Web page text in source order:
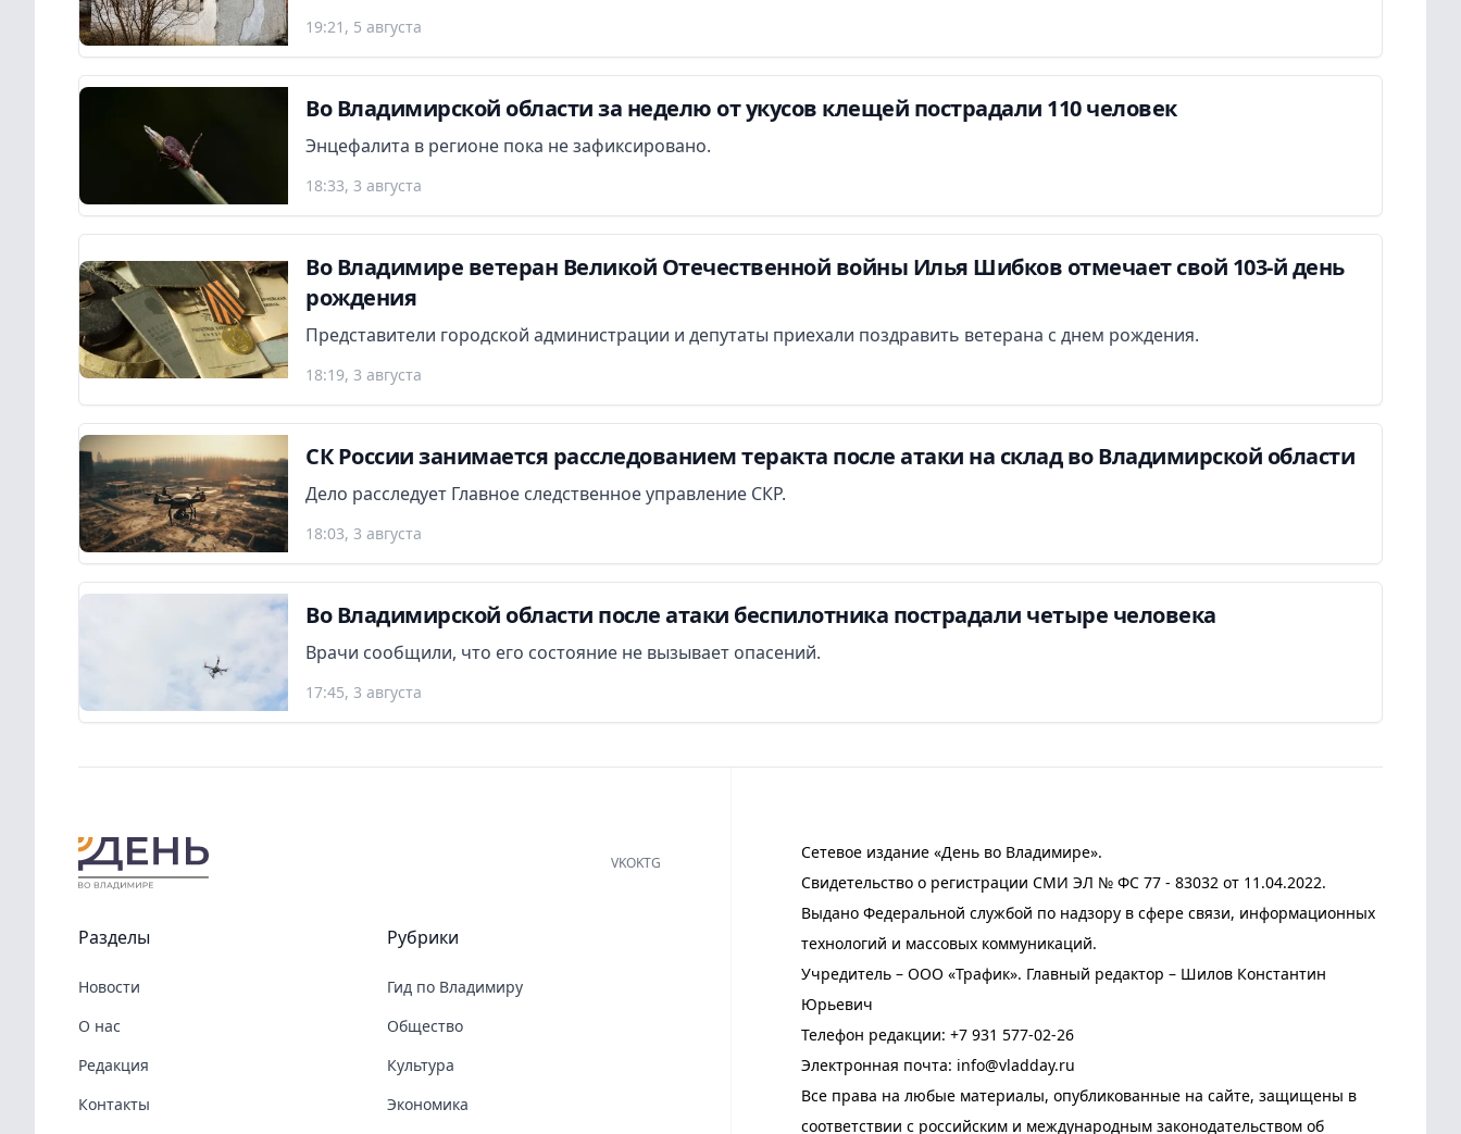
19:21, 5 августа
Во Владимирской области за неделю от укусов клещей пострадали 110 человек
Энцефалита в регионе пока не зафиксировано.
18:33, 3 августа
Во Владимире ветеран Великой Отечественной войны Илья Шибков отмечает свой 103-й день
рождения
Представители городской администрации и депутаты приехали поздравить ветерана с днем рождения.
18:19, 3 августа
СК России занимается расследованием теракта после атаки на склад во Владимирской области
Дело расследует Главное следственное управление СКР.
18:03, 3 августа
Во Владимирской области после атаки беспилотника пострадали четыре человека
Врачи сообщили, что его состояние не вызывает опасений.
17:45, 3 августа
Сетевое издание «День во Владимире».
Свидетельство о регистрации СМИ ЭЛ № ФС 77 - 83032 от 11.04.2022.
Выдано Федеральной службой по надзору в сфере связи, информационных
технологий и массовых коммуникаций.
Учредитель – ООО «Трафик». Главный редактор – Шилов Константин
Юрьевич
Телефон редакции: +7 931 577-02-26
Электронная почта: info@vladday.ru
Все права на любые материалы, опубликованные на сайте, защищены в
соответствии с российским и международным законодательством об
VKOKTG
Разделы
Новости
О нас
Редакция
Контакты
Рубрики
Гид по Владимиру
Общество
Культура
Экономика